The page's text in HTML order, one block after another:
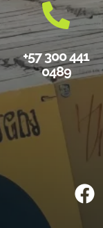
+57 300 441
0489